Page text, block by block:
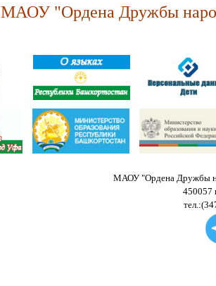
МАОУ "Ордена Дружбы
МАОУ "Ордена Дружбы
450057